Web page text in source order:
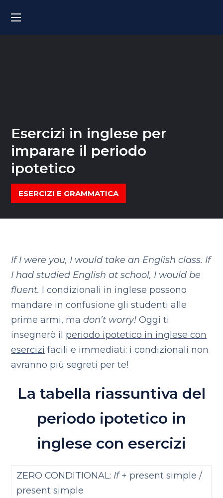
Esercizi in inglese per
imparare il periodo
ipotetico
ESERCIZI E GRAMMATICA
If I were you, I would take an English class. If
I had studied English at school, I would be
fluent. I condizionali in inglese possono
mandare in confusione gli studenti alle
prime armi, madon’t worry! Oggi ti
insegnerò il periodo ipotetico in inglese con
esercizi facili e immediati: i condizionali non
avranno più segreti per te!
La tabella riassuntiva del
periodo ipotetico in
inglese con esercizi
ZERO CONDITIONAL: If+ present simple /
present simple